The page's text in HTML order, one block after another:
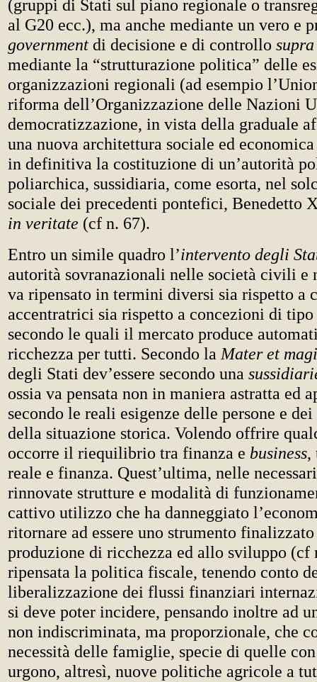
(gruppi di Stati sul piano regionale o
al G20 ecc.), ma anche mediante un vero e
government di decisione e di controllo
mediante la “strutturazione politica” delle
organizzazioni regionali (ad esempio
riforma dell’Organizzazione delle Nazioni
democratizzazione, in vista della graduale
una nuova architettura sociale ed
in definitiva la costituzione di un’autorità
poliarchica, sussidiaria, come esorta, nel
sociale dei precedenti pontefici, Benedetto
in veritate (cf n. 67).
Entro un simile quadro l’intervento degli
autorità sovranazionali nelle società civili e
va ripensato in termini diversi sia rispetto a
accentratrici sia rispetto a concezioni di
secondo le quali il mercato produce
ricchezza per tutti. Secondo la Mater et
degli Stati dev’essere secondo una
ossia va pensata non in maniera astratta ed
secondo le reali esigenze delle persone e
della situazione storica. Volendo offrire
occorre il riequilibrio tra finanza e business,
reale e finanza. Quest’ultima, nelle
rinnovate strutture e modalità di
cattivo utilizzo che ha danneggiato
ritornare ad essere uno strumento
produzione di ricchezza ed allo sviluppo (cf
ripensata la politica fiscale, tenendo conto
liberalizzazione dei flussi finanziari
si deve poter incidere, pensando inoltre ad
non indiscriminata, ma proporzionale, che
necessità delle famiglie, specie di quelle
urgono, altresì, nuove politiche agricole a